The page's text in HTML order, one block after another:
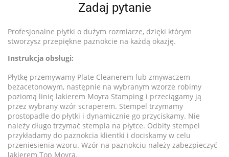
Zadaj pytanie
Profesjonalne płytki o dużym rozmiarze, dzięki którym
stworzysz przepiękne paznokcie na każdą okazję.
Instrukcja obsługi:
Płytkę przemywamy Plate Cleanerem lub zmywaczem
bezacetonowym, następnie na wybranym wzorze robimy
poziomą linię lakierem Moyra Stamping i przeciągamy ją
przez wybrany wzór scraperem. Stempel trzymamy
prostopadle do płytki i dynamicznie go przyciskamy. Nie
należy długo trzymać stempla na płytce. Odbity stempel
przykładamy do paznokcia klientki i dociskamy w celu
przeniesienia wzoru. Wzór na paznokciu należy zabezpieczyć
lakierem Top Moyra.